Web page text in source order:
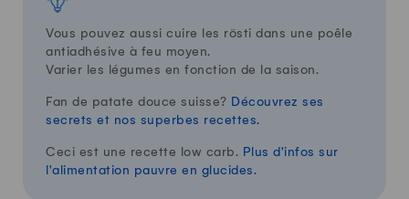
Vous pouvez aussi cuire les rösti dans une poêle
antiadhésive à feu moyen.
Varier les légumes en fonction de la saison.
Fan de patate douce suisse? Découvrez ses
secrets et nos superbes recettes.
Ceci est une recette low carb. Plus d'infos sur
l'alimentation pauvre en glucides.